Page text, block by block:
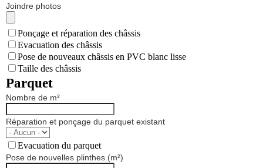
Joindre photos
Ponçage et réparation des châssis
Evacuation des châssis
Pose de nouveaux châssis en PVC blanc lisse
Taille des châssis
Parquet
Nombre de m²
Réparation et ponçage du parquet existant
Evacuation du parquet
Pose de nouvelles plinthes (m²)